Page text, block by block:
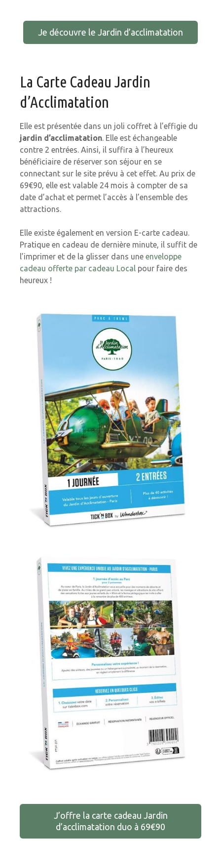
Je découvre le Jardin d’acclimatation
La Carte Cadeau Jardin
d’Acclimatation
Elle est présentée dans un joli coffret à l’effigie du
jardin d’acclimatation . Elle est échangeable
contre 2 entrées. Ainsi, il suffira à l’heureux
bénéficiaire de réserver son séjour en se
connectant sur le site prévu à cet effet. Au prix de
69€90, elle est valable 24 mois à compter de sa
date d’achat et permet l’accès à l’ensemble des
attractions.
Elle existe également en version E-carte cadeau.
Pratique en cadeau de dernière minute, il suffit de
l’imprimer et de la glisser dans une enveloppe
cadeau offerte par cadeau Local pour faire des
heureux !
J’offre la carte cadeau Jardin
d’acclimatation duo à 69€90